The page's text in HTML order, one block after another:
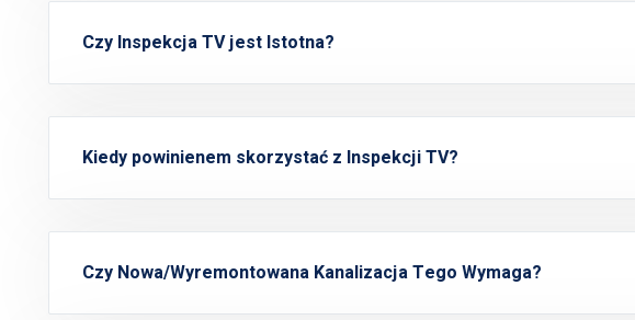
Czy Inspekcja TV jest Istotna?
Kiedy powinienem skorzystać z Inspekcji TV?
Czy Nowa/Wyremontowana Kanalizacja Tego Wymaga?